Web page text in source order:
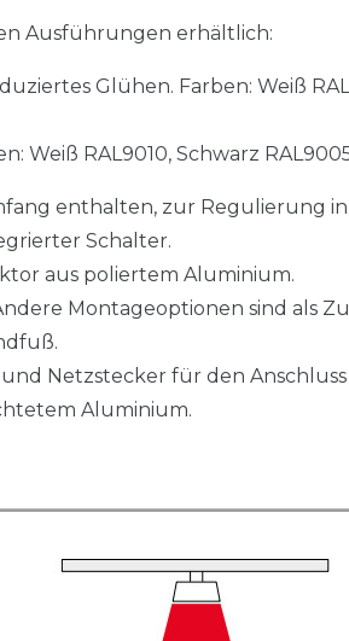
Ausführungen erhältlich:
Glühen. Farben: Weiß
Weiß RAL9010, Schwarz
enthalten, zur Regulierung
Schalter.
aus poliertem Aluminium.
Montageoptionen sind als
Netzstecker für den
Aluminium.